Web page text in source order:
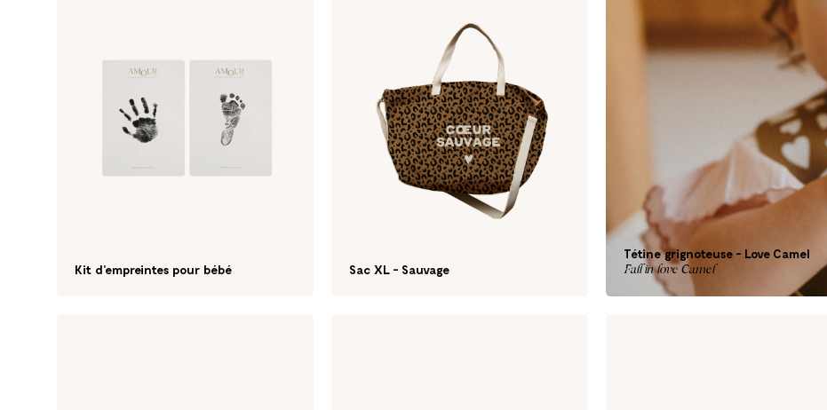
Kit d'empreintes pour bébé Sac XL - Sauvage
Tétine grignoteuse - Love Camel
Fall in love Camel